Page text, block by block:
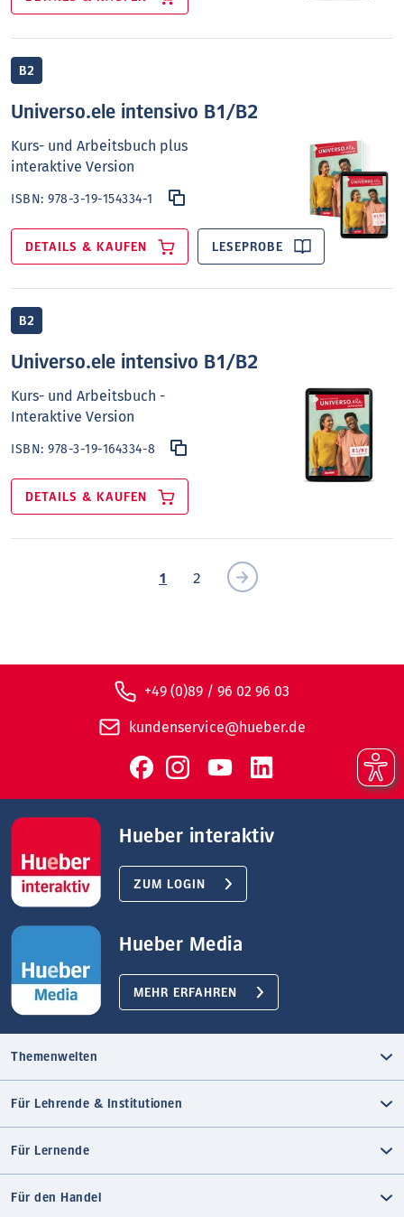
B2
Universo.ele intensivo B1/B2
Kurs- und Arbeitsbuch plus
interaktive Version
ISBN:978-3-19-154334-1
DETAILS & KAUFEN LESEPROBE
B2
Universo.ele intensivo B1/B2
Kurs- und Arbeitsbuch -
Interaktive Version
ISBN:978-3-19-164334-8
DETAILS & KAUFEN
1 2
+49 (0)89 / 96 02 96 03
kundenservice@hueber.de
Hueber interaktiv
ZUM LOGIN
Hueber Media
MEHR ERFAHREN
Themenwelten
Für Lehrende & Institutionen
Für Lernende
Für den Handel